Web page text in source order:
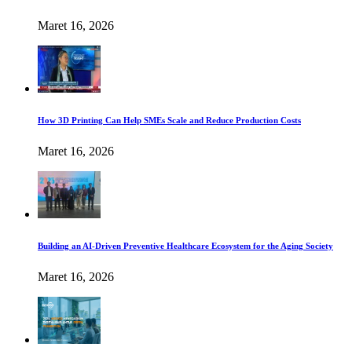
Maret 16, 2026
How 3D Printing Can Help SMEs Scale and Reduce Production Costs
Maret 16, 2026
Building an AI-Driven Preventive Healthcare Ecosystem for the Aging Society
Maret 16, 2026